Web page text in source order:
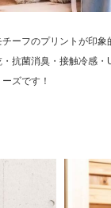
ーフのプリントが印象
・抗菌消臭・接触冷感
ズです！